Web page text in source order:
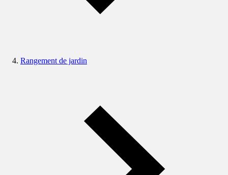
Rangement de jardin